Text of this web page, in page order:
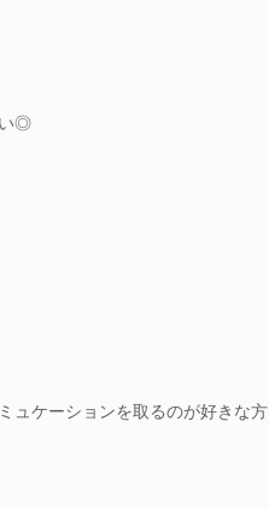
い◎
ュケーションを取るのが好きな方